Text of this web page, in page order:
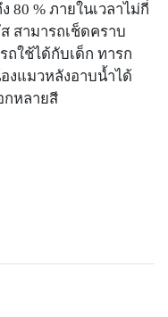
80 % ภายในเวลาไม่กี่
สามารถเช็ดคราบ
ใช้ได้กับเด็ก ทารก
งแมวหลังอาบน้ำได้
กหลายสี